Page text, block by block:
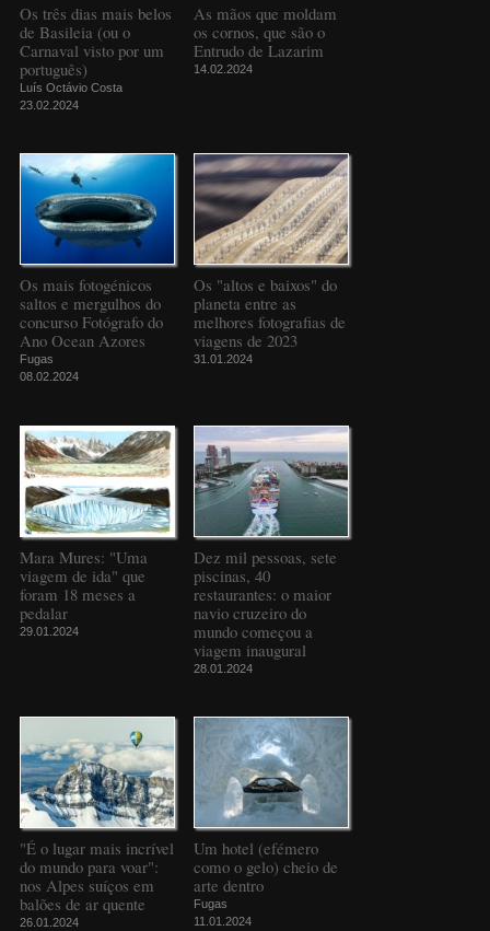
Os três dias mais belos
de Basileia (ou o
Carnaval visto por um
português)
Luís Octávio Costa
23.02.2024
As mãos que moldam
os cornos, que são o
Entrudo de Lazarim
14.02.2024
Os mais fotogénicos
saltos e mergulhos do
concurso Fotógrafo do
Ano Ocean Azores
Fugas
08.02.2024
Os "altos e baixos" do
planeta entre as
melhores fotografias de
viagens de 2023
31.01.2024
Mara Mures: "Uma
viagem de ida" que
foram 18 meses a
pedalar
29.01.2024
Dez mil pessoas, sete
piscinas, 40
restaurantes: o maior
navio cruzeiro do
mundo começou a
viagem inaugural
28.01.2024
"É o lugar mais incrível
do mundo para voar":
nos Alpes suíços em
balões de ar quente
26.01.2024
Um hotel (efémero
como o gelo) cheio de
arte dentro
Fugas
11.01.2024